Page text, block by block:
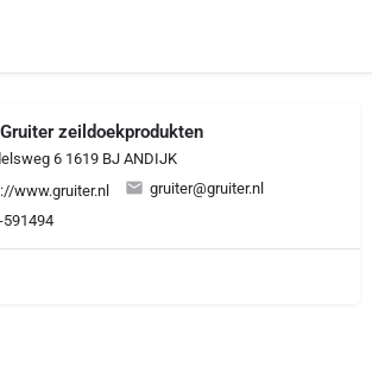
zeildoekprodukten
6 1619 BJ ANDIJK
www.gruiter.nl
gruiter@gruiter.nl
591494